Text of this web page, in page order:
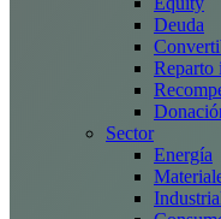
Deuda
Reparto
Sector
Energía